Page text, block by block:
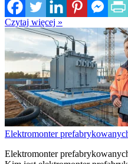
Czytaj więcej »
Elektromonter
Elektromonter